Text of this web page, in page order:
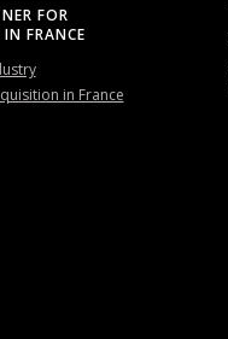
FOR
FRANCE
in France